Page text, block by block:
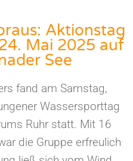
Aktionstag
Mai 2025 auf
See
fand am Samstag,
Wassersporttag
Ruhr statt. Mit 16
die Gruppe erfreulich